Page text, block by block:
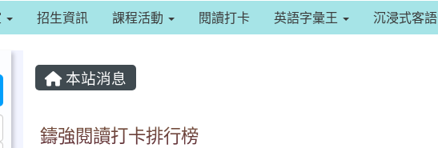
招生資訊 課程活動 閱讀打卡 英語字彙王 沉浸式客語
本站消息
鑄強閱讀打卡排行榜